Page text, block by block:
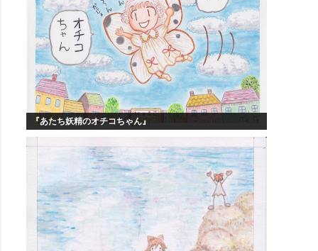
『あたち妖精のオチコちゃん』